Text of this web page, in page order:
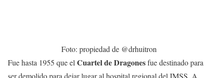
Foto: propiedad de @drhuitron
Fue hasta 1955 que el Cuartel de Dragonesfue destinado para
ser demolido para dejar lugar al hospital regional del IMSS. A